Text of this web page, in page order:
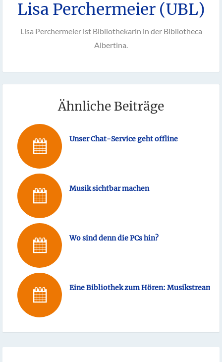
Lisa Perchermeier (UBL)
Lisa Perchermeier ist Bibliothekarin in der Bibliotheca
Albertina.
Ähnliche Beiträge
Unser Chat-Service geht offline
Musik sichtbar machen
Wo sind denn die PCs hin?
Eine Bibliothek zum Hören: